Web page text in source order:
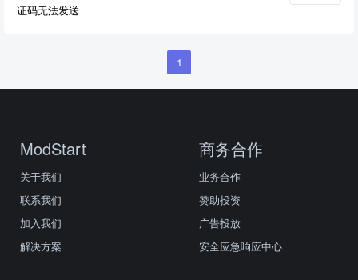
证码无法发送
1
ModStart
关于我们
联系我们
加入我们
解决方案
商务合作
业务合作
赞助投资
广告投放
安全应急响应中心